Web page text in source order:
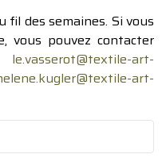
des semaines. Si vous
vous pouvez contacter
le.vasserot@textile-art-
art-